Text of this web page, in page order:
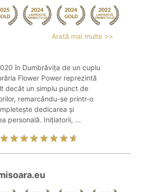
Arată mai multe >>
în Dumbrăvița de un cuplu
Flower Power reprezintă
decât un simplu punct de
remarcându-se printr-o
dedicarea și
personală. Inițiatorii, ...